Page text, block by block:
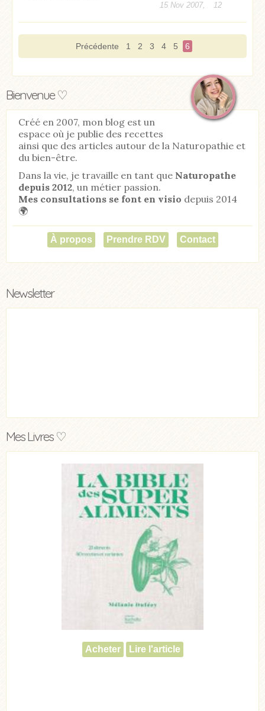
15 Nov 2007, 12
Précédente 1 2 3 4 5 6
Bienvenue ♡
Créé en 2007, mon blog est un
espace où je publie des recettes
ainsi que des articles autour de la Naturopathie et
du bien-être.
Dans la vie, je travaille en tant que Naturopathe
depuis 2012, un métier passion.
Mes consultations se font en visio depuis 2014
🌍
À propos Prendre RDV Contact
Newsletter
Mes Livres ♡
Acheter Lire l'article